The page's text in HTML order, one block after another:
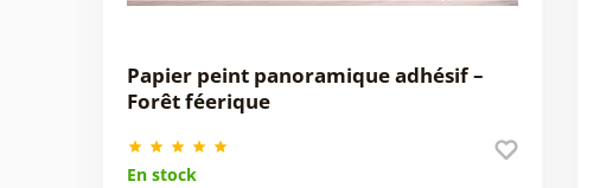
Papier peint panoramique adhésif –
Forêt féerique
En stock